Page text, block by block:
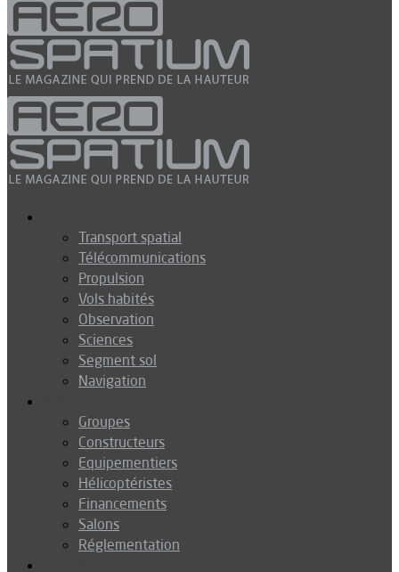
Transport spatial
Télécommunications
Propulsion
Vols habités
Observation
Sciences
Segment sol
Navigation
Groupes
Constructeurs
Equipementiers
Hélicoptéristes
Financements
Salons
Réglementation